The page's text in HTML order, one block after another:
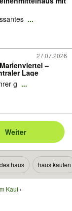
...
27.07.2026
–
Lage
g ...
Weiter
haus haus kaufen
Kauf